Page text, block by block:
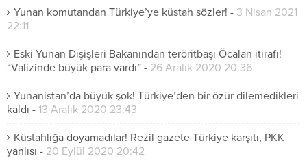
Yunan komutandan Türkiye’ye küstah sözler! - 3 Nisan 2021
22:11
Eski Yunan Dışişleri Bakanından teröritbaşı Öcalan itirafı!
“Valizinde büyük para vardı” - 26 Aralık 2020 20:36
Yunanistan’da büyük şok! Türkiye’den bir özür dilemedikleri
kaldı - 13 Aralık 2020 23:43
Küstahlığa doyamadılar! Rezil gazete Türkiye karşıtı, PKK
yanlısı - 20 Eylül 2020 20:42